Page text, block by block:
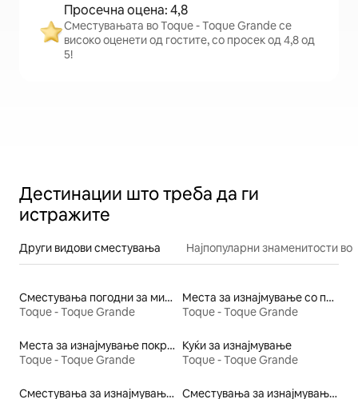
Просечна оцена: 4,8
Сместувањата во Toque - Toque Grande се
високо оценети од гостите, со просек од 4,8 од
5!
Дестинации што треба да ги
истражите
Други видови сместувања Најпопуларни знаменитости во
Сместувања погодни за миленичиња
Toque - Toque Grande
Места за изнајмување со пристап до плажа
Toque - Toque Grande
Места за изнајмување покрај вода
Toque - Toque Grande
Куќи за изнајмување
Toque - Toque Grande
Сместувања за изнајмување на плажа Сместувања за изнајмување погодни за семејства